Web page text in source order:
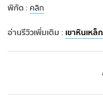
พิกัด : คลิก
อ่านรีวิวเพิ่มเติม : เขาหินเห